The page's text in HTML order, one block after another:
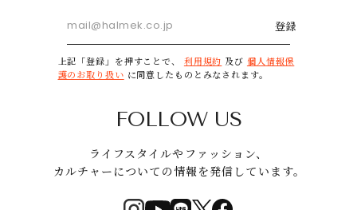
登録
上記「登録」を押すことで、 利用規約 及び 個人情報保
護のお取り扱い に同意したものとみなされます。
FOLLOW US
ライフスタイルやファッション、
カルチャーについての情報を発信しています。